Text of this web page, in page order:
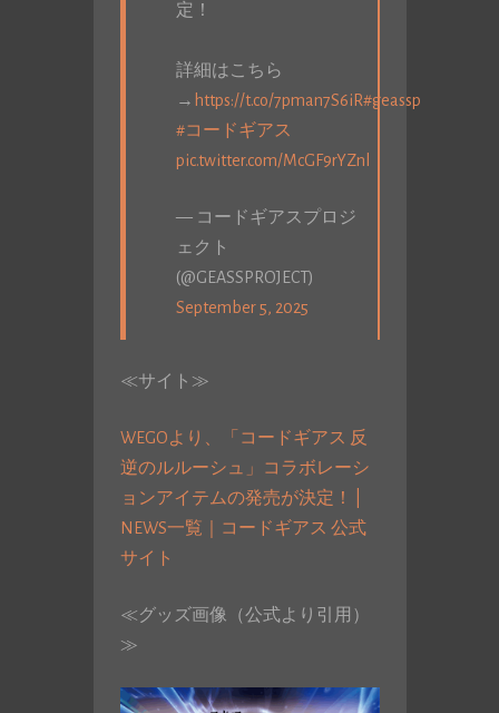
定！
詳細はこちら
→ https://t.co/7pman7S6iR#geassp
#コードギアス
pic.twitter.com/McGF9rYZnl
— コードギアスプロジ
ェクト
(@GEASSPROJECT)
September 5, 2025
≪サイト≫
WEGOより、「コードギアス 反
逆のルルーシュ」コラボレーシ
ョンアイテムの発売が決定！ |
NEWS一覧｜コードギアス 公式
サイト
≪グッズ画像（公式より引用）
≫